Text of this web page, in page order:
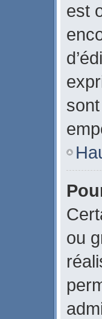
est
ou